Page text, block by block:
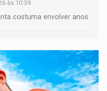
às 10:39
costuma envolver anos